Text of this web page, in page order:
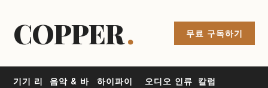
COPPER. 무료 구독하기
기기 리
음악 & 바
하이파이
오디오 인류
칼럼